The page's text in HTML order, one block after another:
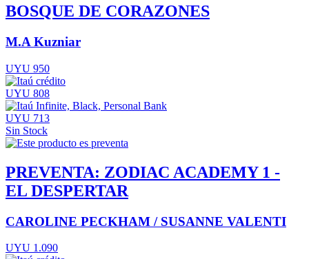
BOSQUE DE CORAZONES
M.A Kuzniar
UYU 950
UYU 808
UYU 713
Sin Stock
PREVENTA: ZODIAC ACADEMY 1 -
EL DESPERTAR
CAROLINE PECKHAM / SUSANNE VALENTI
UYU 1.090